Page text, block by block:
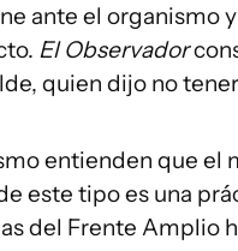
ante el organismo
El Observador
quien dijo no
entienden que el
este tipo es una
del Frente Amplio